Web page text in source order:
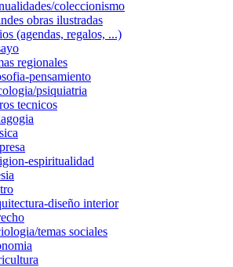
coleccionismo
obras ilustradas
(agendas, regalos, ...)
regionales
pensamiento
psiquiatria
tecnicos
espiritualidad
diseño interior
temas sociales